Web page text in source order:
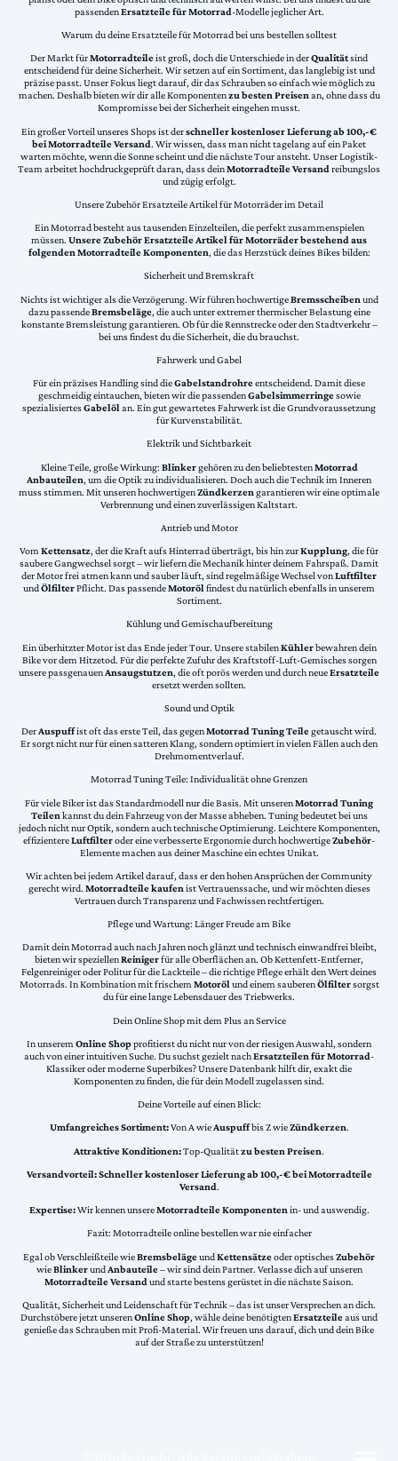
passendenErsatzteile für Motorrad-Modelle jeglicher Art.
Warum du deine Ersatzteile für Motorrad bei uns bestellen solltest
Der Markt fürMotorradteileist groß, doch die Unterschiede in derQualitätsind
entscheidend für deine Sicherheit. Wir setzen auf ein Sortiment, das langlebig ist und
präzise passt. Unser Fokus liegt darauf, dir das Schrauben so einfach wie möglich zu
machen. Deshalb bieten wir dir alle Komponentenzu besten Preisenan, ohne dass du
Kompromisse bei der Sicherheit eingehen musst.
Ein großer Vorteil unseres Shops ist derschneller kostenloser Lieferung ab 100,-€
bei Motorradteile Versand. Wir wissen, dass man nicht tagelang auf ein Paket
warten möchte, wenn die Sonne scheint und die nächste Tour ansteht. Unser Logistik-
Team arbeitet hochdruckgeprüft daran, dass deinMotorradteile Versand reibungslos
und zügig erfolgt.
Unsere Zubehör Ersatzteile Artikel für Motorräder im Detail
Ein Motorrad besteht aus tausenden Einzelteilen, die perfekt zusammenspielen
müssen. Unsere Zubehör Ersatzteile Artikel für Motorräder bestehend aus
folgenden Motorradteile Komponenten, die das Herzstück deines Bikes bilden:
Sicherheit und Bremskraft
Nichts ist wichtiger als die Verzögerung. Wir führen hochwertigeBremsscheiben und
dazu passendeBremsbeläge, die auch unter extremer thermischer Belastung eine
konstante Bremsleistung garantieren. Ob für die Rennstrecke oder den Stadtverkehr –
bei uns findest du die Sicherheit, die du brauchst.
Fahrwerk und Gabel
Für ein präzises Handling sind dieGabelstandrohreentscheidend. Damit diese
geschmeidig eintauchen, bieten wir die passendenGabelsimmerringesowie
spezialisiertesGabelölan. Ein gut gewartetes Fahrwerk ist die Grundvoraussetzung
für Kurvenstabilität.
Elektrik und Sichtbarkeit
Kleine Teile, große Wirkung: Blinkergehören zu den beliebtestenMotorrad
Anbauteilen, um die Optik zu individualisieren. Doch auch die Technik im Inneren
muss stimmen. Mit unseren hochwertigenZündkerzen garantieren wir eine optimale
Verbrennung und einen zuverlässigen Kaltstart.
Antrieb und Motor
VomKettensatz, der die Kraft aufs Hinterrad überträgt, bis hin zurKupplung, die für
saubere Gangwechsel sorgt – wir liefern die Mechanik hinter deinem Fahrspaß. Damit
der Motor frei atmen kann und sauber läuft, sind regelmäßige Wechsel vonLuftfilter
undÖlfilterPflicht. Das passendeMotorölfindest du natürlich ebenfalls in unserem
Sortiment.
Kühlung und Gemischaufbereitung
Ein überhitzter Motor ist das Ende jeder Tour. Unsere stabilenKühlerbewahren dein
Bike vor dem Hitzetod. Für die perfekte Zufuhr des Kraftstoff-Luft-Gemisches sorgen
unsere passgenauenAnsaugstutzen, die oft porös werden und durch neueErsatzteile
ersetzt werden sollten.
Sound und Optik
DerAuspuffist oft das erste Teil, das gegenMotorrad Tuning Teilegetauscht wird.
Er sorgt nicht nur für einen satteren Klang, sondern optimiert in vielen Fällen auch den
Drehmomentverlauf.
Motorrad Tuning Teile: Individualität ohne Grenzen
Für viele Biker ist das Standardmodell nur die Basis. Mit unserenMotorrad Tuning
Teilen kannst du dein Fahrzeug von der Masse abheben. Tuning bedeutet bei uns
jedoch nicht nur Optik, sondern auch technische Optimierung. Leichtere Komponenten,
effizientereLuftfilteroder eine verbesserte Ergonomie durch hochwertigeZubehör-
Elemente machen aus deiner Maschine ein echtes Unikat.
Wir achten bei jedem Artikel darauf, dass er den hohen Ansprüchen der Community
gerecht wird. Motorradteile kaufen ist Vertrauenssache, und wir möchten dieses
Vertrauen durch Transparenz und Fachwissen rechtfertigen.
Pflege und Wartung: Länger Freude am Bike
Damit dein Motorrad auch nach Jahren noch glänzt und technisch einwandfrei bleibt,
bieten wir speziellenReinigerfür alle Oberflächen an. Ob Kettenfett-Entferner,
Felgenreiniger oder Politur für die Lackteile – die richtige Pflege erhält den Wert deines
Motorrads. In Kombination mit frischemMotorölund einem sauberenÖlfiltersorgst
du für eine lange Lebensdauer des Triebwerks.
Dein Online Shop mit dem Plus an Service
In unserem Online Shopprofitierst du nicht nur von der riesigen Auswahl, sondern
auch von einer intuitiven Suche. Du suchst gezielt nachErsatzteilen für Motorrad-
Klassiker oder moderne Superbikes? Unsere Datenbank hilft dir, exakt die
Komponenten zu finden, die für dein Modell zugelassen sind.
Deine Vorteile auf einen Blick:
Umfangreiches Sortiment:Von A wieAuspuffbis Z wieZündkerzen.
Attraktive Konditionen:Top-Qualitätzu besten Preisen.
Versandvorteil:Schneller kostenloser Lieferung ab 100,-€ bei Motorradteile
Versand.
Expertise:Wir kennen unsereMotorradteile Komponentenin- und auswendig.
Fazit: Motorradteile online bestellen war nie einfacher
Egal ob Verschleißteile wieBremsbelägeundKettensätzeoder optischesZubehör
wieBlinkerundAnbauteile– wir sind dein Partner. Verlasse dich auf unseren
Motorradteile Versand und starte bestens gerüstet in die nächste Saison.
Qualität, Sicherheit und Leidenschaft für Technik – das ist unser Versprechen an dich.
Durchstöbere jetzt unserenOnline Shop, wähle deine benötigtenErsatzteileaus und
genieße das Schrauben mit Profi-Material. Wir freuen uns darauf, dich und dein Bike
auf der Straße zu unterstützen!